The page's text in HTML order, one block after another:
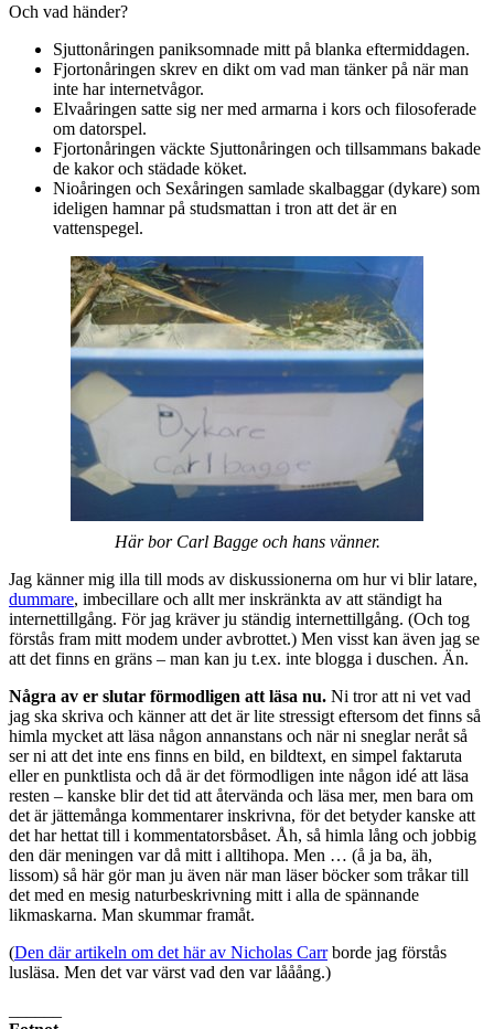
Och vad händer?
Sjuttonåringen paniksomnade mitt på blanka eftermiddagen.
Fjortonåringen skrev en dikt om vad man tänker på när man
inte har internetvågor.
Elvaåringen satte sig ner med armarna i kors och filosoferade
om datorspel.
Fjortonåringen väckte Sjuttonåringen och tillsammans bakade
de kakor och städade köket.
Nioåringen och Sexåringen samlade skalbaggar (dykare) som
ideligen hamnar på studsmattan i tron att det är en
vattenspegel.
Här bor Carl Bagge och hans vänner.
Jag känner mig illa till mods av diskussionerna om hur vi blir latare,
dummare, imbecillare och allt mer inskränkta av att ständigt ha
internettillgång. För jag kräver ju ständig internettillgång. (Och tog
förstås fram mitt modem under avbrottet.) Men visst kan även jag se
att det finns en gräns – man kan ju t.ex. inte blogga i duschen. Än.
Några av er slutar förmodligen att läsa nu. Ni tror att ni vet vad
jag ska skriva och känner att det är lite stressigt eftersom det finns så
himla mycket att läsa någon annanstans och när ni sneglar neråt så
ser ni att det inte ens finns en bild, en bildtext, en simpel faktaruta
eller en punktlista och då är det förmodligen inte någon idé att läsa
resten – kanske blir det tid att återvända och läsa mer, men bara om
det är jättemånga kommentarer inskrivna, för det betyder kanske att
det har hettat till i kommentatorsbåset. Åh, så himla lång och jobbig
den där meningen var då mitt i alltihopa. Men … (å ja ba, äh,
lissom) så här gör man ju även när man läser böcker som tråkar till
det med en mesig naturbeskrivning mitt i alla de spännande
likmaskarna. Man skummar framåt.
(Den där artikeln om det här av Nicholas Carrborde jag förstås
lusläsa. Men det var värst vad den var lååång.)